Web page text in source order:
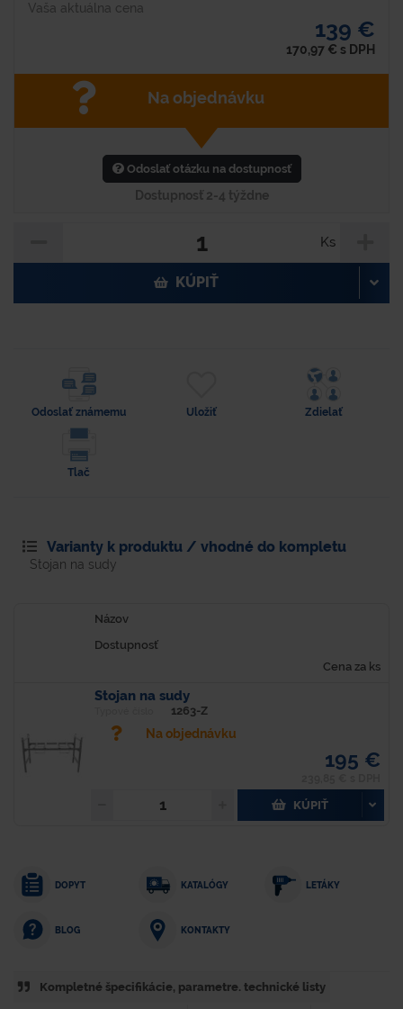
Vaša aktuálna cena
139 €
170,97 € s DPH
Na objednávku
Odoslať otázku na dostupnosť
Dostupnosť 2-4 týždne
Ks
KÚPIŤ
Odoslať známemu Uložiť Zdielať
Tlač
Varianty k produktu / vhodné do kompletu
Stojan na sudy
Názov
Dostupnosť
Cena za ks
Stojan na sudy
1263-Z
Na objednávku
195 €
KÚPIŤ
DOPYT KATALÓGY LETÁKY
BLOG KONTAKTY
Kompletné špecifikácie, parametre. technické listy